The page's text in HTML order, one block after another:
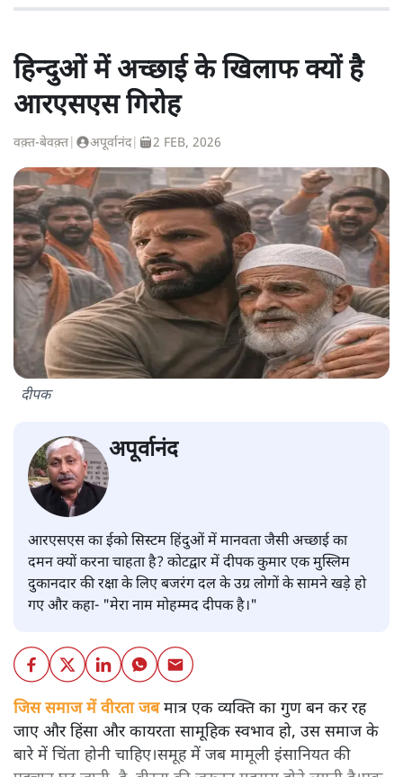
हिन्दुओं में अच्छाई के खिलाफ क्यों है
आरएसएस गिरोह
वक़्त-बेवक़्त अपूर्वानंद| 2 FEB, 2026
दीपक
अपूर्वानंद
आरएसएस का ईको सिस्टम हिंदुओं में मानवता जैसी अच्छाई का
दमन क्यों करना चाहता है? कोटद्वार में दीपक कुमार एक मुस्लिम
दुकानदार की रक्षा के लिए बजरंग दल के उग्र लोगों के सामने खड़े हो
गए और कहा- "मेरा नाम मोहम्मद दीपक है।"
जिस समाज में वीरता जबमात्र एक व्यक्ति का गुण बन कर रह
जाए और हिंसा और कायरता सामूहिक स्वभाव हो, उस समाज के
बारे में चिंता होनी चाहिए।समूह में जब मामूली इंसानियत की